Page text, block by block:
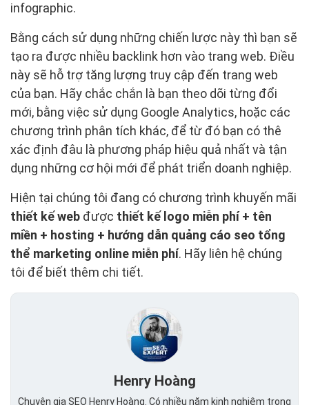
infographic.
Bằng cách sử dụng những chiến lược này thì bạn sẽ
tạo ra được nhiều backlink hơn vào trang web. Điều
này sẽ hỗ trợ tăng lượng truy cập đến trang web
của bạn. Hãy chắc chắn là bạn theo dõi từng đổi
mới, bằng việc sử dụng Google Analytics, hoặc các
chương trình phân tích khác, để từ đó bạn có thê
xác định đâu là phương pháp hiệu quả nhất và tận
dụng những cơ hội mới để phát triển doanh nghiệp.
Hiện tại chúng tôi đang có chương trình khuyến mãi
thiết kế web được thiết kế logo miễn phí + tên
miền + hosting + hướng dẫn quảng cáo seo tổng
thể marketing online miễn phí. Hãy liên hệ chúng
tôi để biết thêm chi tiết.
Henry Hoàng
Chuyên gia SEO Henry Hoàng. Có nhiều năm kinh nghiệm trong